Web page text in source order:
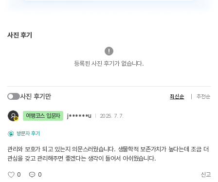
사진 후기
등록된 사진 후기가 없습니다.
사진 후기만 최신순 추천순
여행코스 입문자 j******u 2025. 7. 7.
방문자 후기
관리와 보호가 되고 있는지 의문스러웠습니다. 생물학적 보존가치가 높다는데 조금 더
관심을 갖고 관리해주면 좋겠다는 생각이 들어서 아쉬웠습니다.
0 0 신고